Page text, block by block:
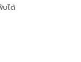
บได้